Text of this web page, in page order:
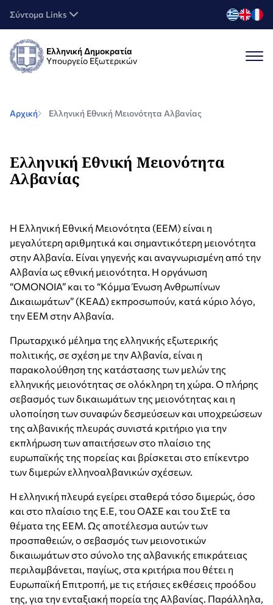
Σύντομα Links
Ελληνική Δημοκρατία
Υπουργείο Εξωτερικών
Αρχική Ελληνική Εθνική Μειονότητα Αλβανίας
Ελληνική Εθνική Μειονότητα
Αλβανίας
Η Ελληνική Εθνική Μειονότητα (EEM) είναι η
μεγαλύτερη αριθμητικά και σημαντικότερη μειονότητα
στην Αλβανία. Είναι γηγενής και αναγνωρισμένη από την
Αλβανία ως εθνική μειονότητα. Η οργάνωση
“ΟΜΟΝΟΙΑ” και το “Kόμμα Ένωση Ανθρωπίνων
Δικαιωμάτων” (ΚΕΑΔ) εκπροσωπούν, κατά κύριο λόγο,
την EEM στην Αλβανία.
Πρωταρχικό μέλημα της ελληνικής εξωτερικής
πολιτικής, σε σχέση με την Αλβανία, είναι η
παρακολούθηση της κατάστασης των μελών της
ελληνικής μειονότητας σε ολόκληρη τη χώρα. Ο πλήρης
σεβασμός των δικαιωμάτων της μειονότητας και η
υλοποίηση των συναφών δεσμεύσεων και υποχρεώσεων
της αλβανικής πλευράς συνιστά κριτήριο για την
εκπλήρωση των απαιτήσεων στο πλαίσιο της
ευρωπαϊκής της πορείας και βρίσκεται στο επίκεντρο
των διμερών ελληνοαλβανικών σχέσεων.
Η ελληνική πλευρά εγείρει σταθερά τόσο διμερώς, όσο
και στο πλαίσιο της Ε.Ε, του ΟΑΣΕ και του ΣτΕ τα
θέματα της ΕΕΜ. Ως αποτέλεσμα αυτών των
προσπαθειών, ο σεβασμός των μειονοτικών
δικαιωμάτων στο σύνολο της αλβανικής επικράτειας
περιλαμβάνεται, παγίως, στα κριτήρια που θέτει η
Ευρωπαϊκή Επιτροπή, με τις ετήσιες εκθέσεις προόδου
της, για την ενταξιακή πορεία της Αλβανίας. Παράλληλα,